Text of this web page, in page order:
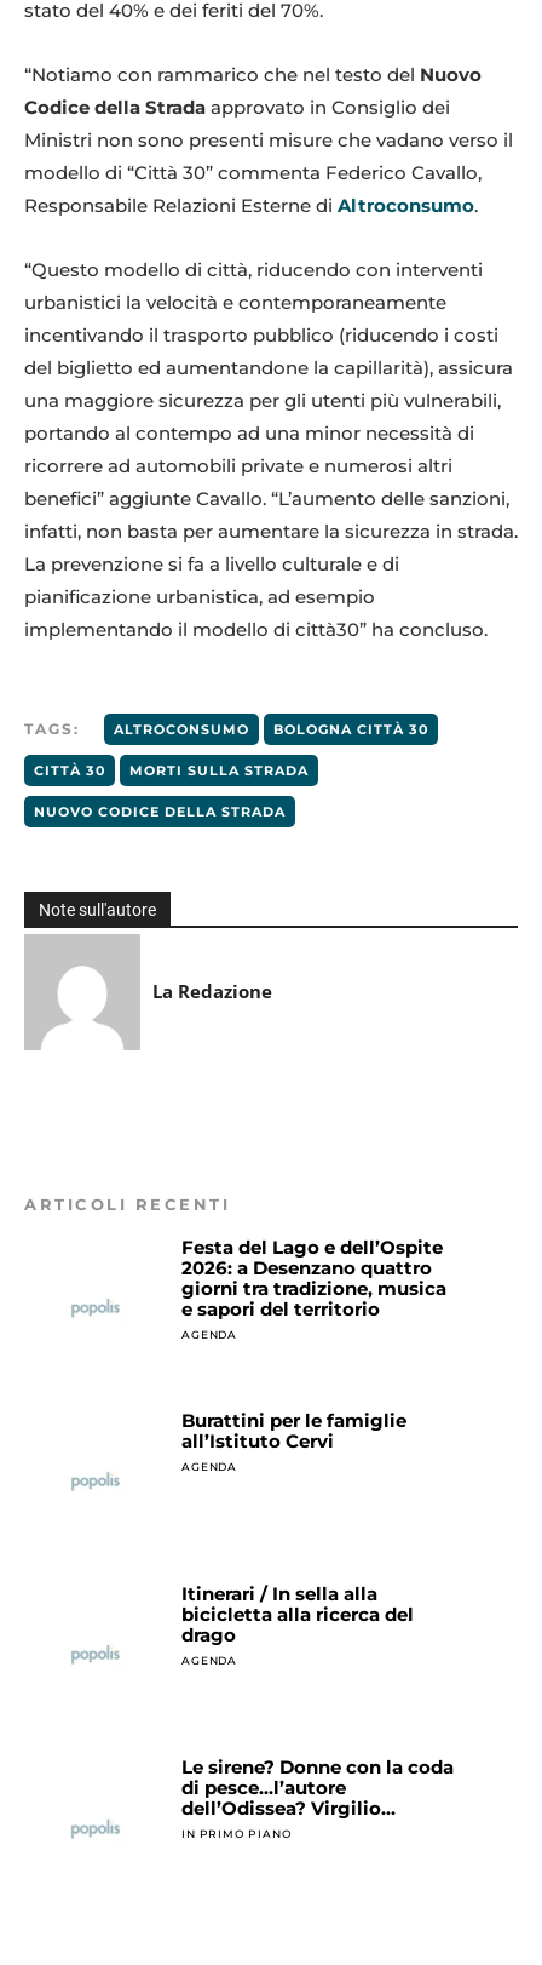
stato del 40% e dei feriti del 70%.
“Notiamo con rammarico che nel testo del Nuovo
Codice della Strada approvato in Consiglio dei
Ministri non sono presenti misure che vadano verso il
modello di “Città 30” commenta Federico Cavallo,
Responsabile Relazioni Esterne di Altroconsumo.
“Questo modello di città, riducendo con interventi
urbanistici la velocità e contemporaneamente
incentivando il trasporto pubblico (riducendo i costi
del biglietto ed aumentandone la capillarità), assicura
una maggiore sicurezza per gli utenti più vulnerabili,
portando al contempo ad una minor necessità di
ricorrere ad automobili private e numerosi altri
benefici” aggiunte Cavallo. “L’aumento delle sanzioni,
infatti, non basta per aumentare la sicurezza in strada.
La prevenzione si fa a livello culturale e di
pianificazione urbanistica, ad esempio
implementando il modello di città30” ha concluso.
TAGS: ALTROCONSUMO BOLOGNA CITTÀ 30
CITTÀ 30 MORTI SULLA STRADA
NUOVO CODICE DELLA STRADA
Note sull'autore
La Redazione
ARTICOLI RECENTI
Festa del Lago e dell’Ospite
2026: a Desenzano quattro
giorni tra tradizione, musica
e sapori del territorio
AGENDA
Burattini per le famiglie
all’Istituto Cervi
AGENDA
Itinerari / In sella alla
bicicletta alla ricerca del
drago
AGENDA
Le sirene? Donne con la coda
di pesce…l’autore
dell’Odissea? Virgilio…
IN PRIMO PIANO